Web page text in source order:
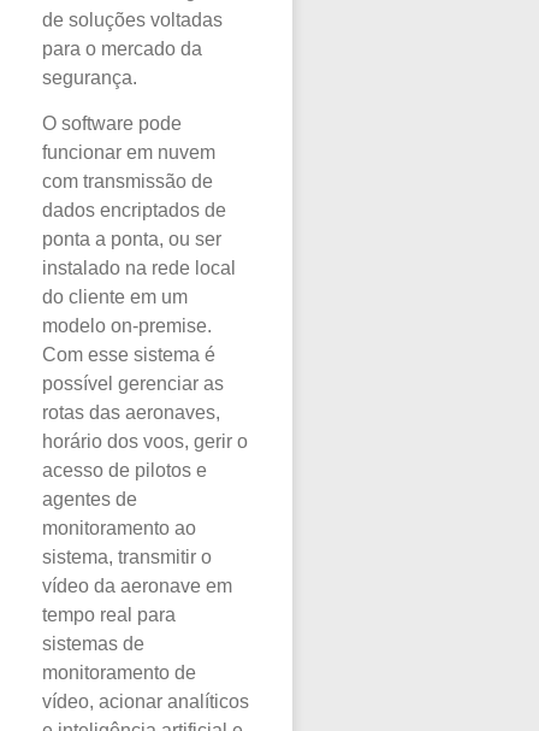
de soluções voltadas
para o mercado da
segurança.
O software pode
funcionar em nuvem
com transmissão de
dados encriptados de
ponta a ponta, ou ser
instalado na rede local
do cliente em um
modelo on-premise.
Com esse sistema é
possível gerenciar as
rotas das aeronaves,
horário dos voos, gerir o
acesso de pilotos e
agentes de
monitoramento ao
sistema, transmitir o
vídeo da aeronave em
tempo real para
sistemas de
monitoramento de
vídeo, acionar analíticos